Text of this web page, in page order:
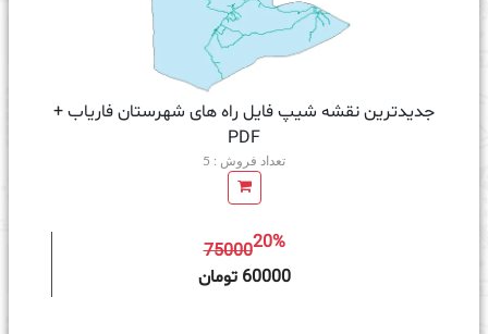
جدیدترین نقشه شیپ فایل راه های شهرستان فاریاب +
PDF
تعداد فروش : 5
7500020%
60000 تومان